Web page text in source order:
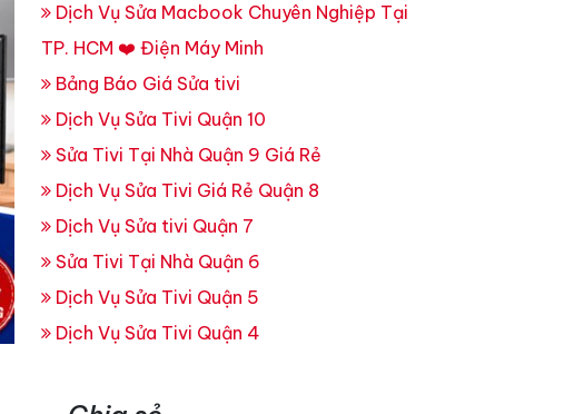
Dịch Vụ Sửa Macbook Chuyên Nghiệp Tại
TP. HCM ❤️ Điện Máy Minh
Bảng Báo Giá Sửa tivi
Dịch Vụ Sửa Tivi Quận 10
Sửa Tivi Tại Nhà Quận 9 Giá Rẻ
Dịch Vụ Sửa Tivi Giá Rẻ Quận 8
Dịch Vụ Sửa tivi Quận 7
Sửa Tivi Tại Nhà Quận 6
Dịch Vụ Sửa Tivi Quận 5
Dịch Vụ Sửa Tivi Quận 4